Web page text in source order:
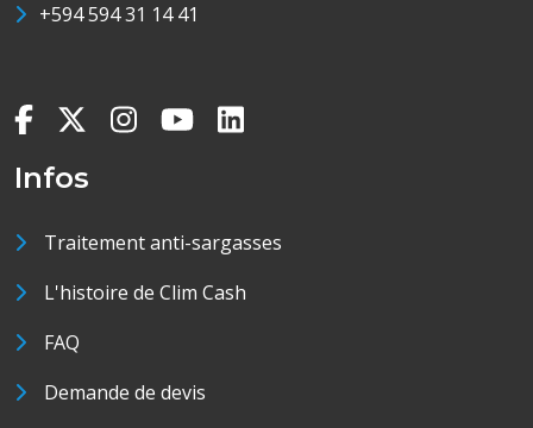
+594 594 31 14 41
Infos
Traitement anti-sargasses
L'histoire de Clim Cash
FAQ
Demande de devis